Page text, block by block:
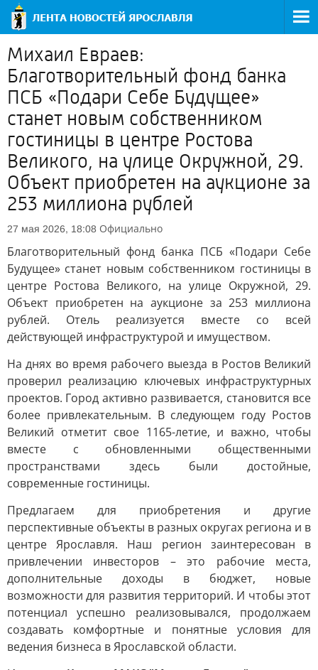
Михаил Евраев:
Благотворительный фонд банка
ПСБ «Подари Себе Будущее»
станет новым собственником
гостиницы в центре Ростова
Великого, на улице Окружной, 29.
Объект приобретен на аукционе за
253 миллиона рублей
27 мая 2026, 18:08 Официально
Благотворительный фонд банка ПСБ «Подари Себе
Будущее» станет новым собственником гостиницы в
центре Ростова Великого, на улице Окружной, 29.
Объект приобретен на аукционе за 253 миллиона
рублей. Отель реализуется вместе со всей
действующей инфраструктурой и имуществом.
На днях во время рабочего выезда в Ростов Великий
проверил реализацию ключевых инфраструктурных
проектов. Город активно развивается, становится все
более привлекательным. В следующем году Ростов
Великий отметит свое 1165-летие, и важно, чтобы
вместе с обновленными общественными
пространствами здесь были достойные,
современные гостиницы.
Предлагаем для приобретения и другие
перспективные объекты в разных округах региона и в
центре Ярославля. Наш регион заинтересован в
привлечении инвесторов – это рабочие места,
дополнительные доходы в бюджет, новые
возможности для развития территорий. И чтобы этот
потенциал успешно реализовывался, продолжаем
создавать комфортные и понятные условия для
ведения бизнеса в Ярославской области.